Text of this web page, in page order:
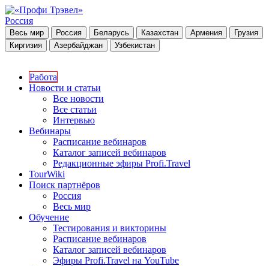
Россия
Весь мир Россия Беларусь Казахстан Армения
Грузия
Киргизия
Азербайджан Узбекистан
Работа
Новости и статьи
Все новости
Все статьи
Интервью
Вебинары
Расписание вебинаров
Каталог записей вебинаров
Редакционные эфиры Profi.Travel
TourWiki
Поиск партнёров
Россия
Весь мир
Обучение
Тестирования и викторины
Расписание вебинаров
Каталог записей вебинаров
Эфиры Profi.Travel на YouTube